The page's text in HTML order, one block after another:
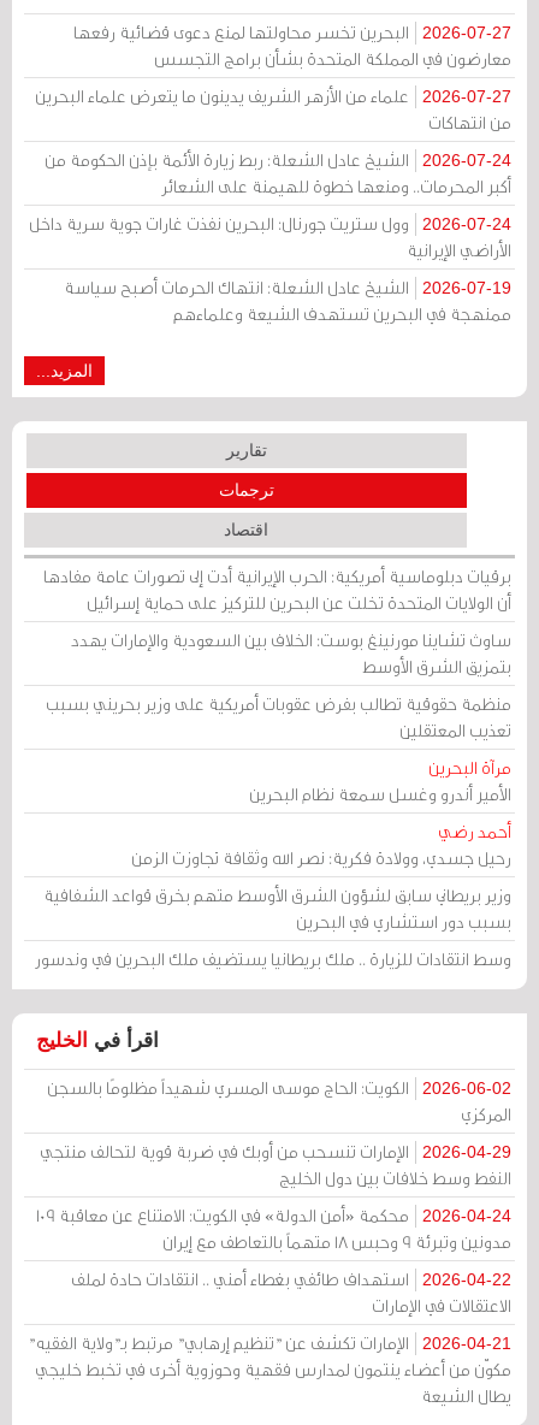
2026-07-27
البحرين تخسر محاولتها لمنع دعوى قضائية رفعها
معارضون في المملكة المتحدة بشأن برامج التجسس
2026-07-27
علماء من الأزهر الشريف يدينون ما يتعرض علماء البحرين
من انتهاكات
2026-07-24
الشيخ عادل الشعلة: ربط زيارة الأئمة بإذن الحكومة من
أكبر المحرمات.. ومنعها خطوة للهيمنة على الشعائر
2026-07-24
وول ستريت جورنال: البحرين نفذت غارات جوية سرية داخل
الأراضي الإيرانية
2026-07-19
الشيخ عادل الشعلة: انتهاك الحرمات أصبح سياسة
ممنهجة في البحرين تستهدف الشيعة وعلماءهم
المزيد...
تقارير
ترجمات
اقتصاد
برقيات دبلوماسية أمريكية: الحرب الإيرانية أدت إلى تصورات عامة مفادها
أن الولايات المتحدة تخلت عن البحرين للتركيز على حماية إسرائيل
ساوث تشاينا مورنينغ بوست: الخلاف بين السعودية والإمارات يهدد
بتمزيق الشرق الأوسط
منظمة حقوقية تطالب بفرض عقوبات أمريكية على وزير بحريني بسبب
تعذيب المعتقلين
مرآة البحرين
الأمير أندرو وغسل سمعة نظام البحرين
أحمد رضي
رحيل جسدي، وولادة فكرية: نصر الله وثقافة تجاوزت الزمن
وزير بريطاني سابق لشؤون الشرق الأوسط متهم بخرق قواعد الشفافية
بسبب دور استشاري في البحرين
وسط انتقادات للزيارة .. ملك بريطانيا يستضيف ملك البحرين في وندسور
اقرأ في الخليج
2026-06-02
الكويت: الحاج موسى المسري شهيداً مظلومًا بالسجن
المركزي
2026-04-29
الإمارات تنسحب من أوبك في ضربة قوية لتحالف منتجي
النفط وسط خلافات بين دول الخليج
2026-04-24
محكمة «أمن الدولة» في الكويت: الامتناع عن معاقبة 109
مدونين وتبرئة 9 وحبس 18 متهماً بالتعاطف مع إيران
2026-04-22
استهداف طائفي بغطاء أمني .. انتقادات حادة لملف
الاعتقالات في الإمارات
2026-04-21
الإمارات تكشف عن "تنظيم إرهابي" مرتبط بـ"ولاية الفقيه"
مكوّن من أعضاء ينتمون لمدارس فقهية وحوزوية أخرى في تخبط خليجي
يطال الشيعة